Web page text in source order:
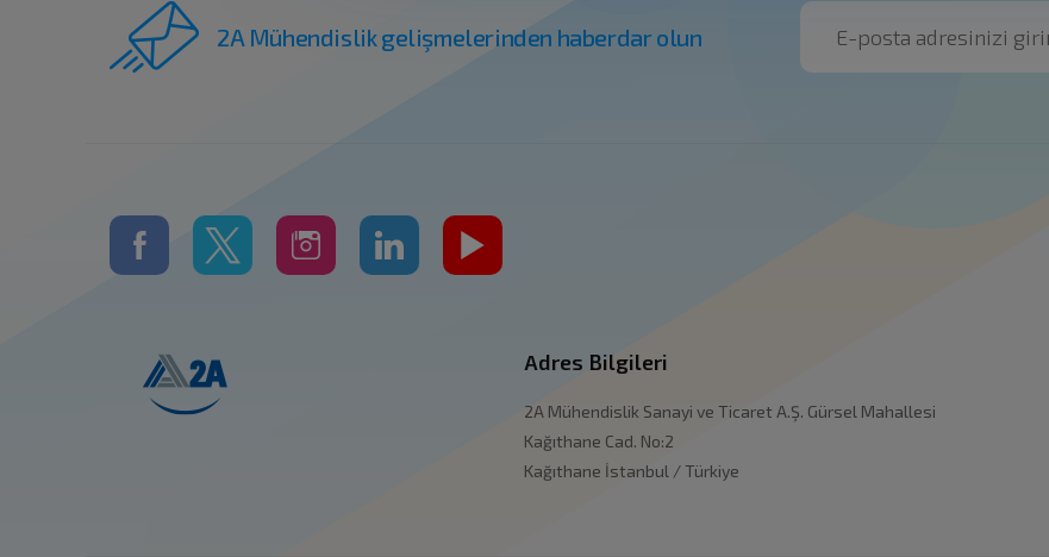
2A Mühendislik gelişmelerinden haberdar olun
Adres Bilgileri
2A Mühendislik Sanayi ve Ticaret A.Ş. Gürsel Mahallesi
Kağıthane Cad. No:2
Kağıthane İstanbul / Türkiye